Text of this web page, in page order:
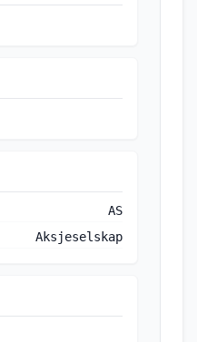
AS
Aksjeselskap